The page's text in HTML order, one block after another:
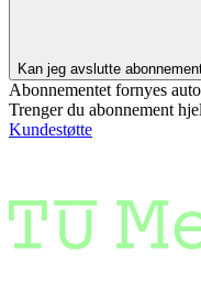
Kan jeg avslutte
Abonnementet fornyes
Trenger du abonnement
Kundestøtte